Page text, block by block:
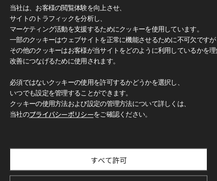
#家具
当社は、お客様の閲覧体験を向上させ、
サイトのトラフィックを分析し、
マーケティング活動を支援するためにクッキーを使用しています。
一部のクッキーはウェブサイトを正常に機能させるために不可欠です
その他のクッキーはお客様が当サイトをどのように利用しているかを
改善につなげるために使用されます。
必須ではないクッキーの使用を許可するかどうかを選択し、
いつでも設定を管理することができます。
クッキーの使用方法および設定の管理方法について詳しくは、
当社のプライバシーポリシーをご確認ください。
すべて許可